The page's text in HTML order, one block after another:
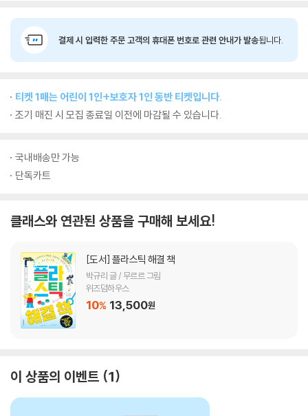
결제 시 입력한 주문 고객의 휴대폰 번호로 관련 안내가 발송됩니다.
티켓 1매는 어린이 1인+보호자 1인 동반 티켓입니다.
조기 매진 시 모집 종료일 이전에 마감될 수 있습니다.
국내배송만 가능
단독카트
클래스와 연관된 상품을 구매해 보세요!
[도서] 플라스틱 해결 책
박규리 글 / 무르르 그림
위즈덤하우스
10% 13,500원
이 상품의 이벤트 1